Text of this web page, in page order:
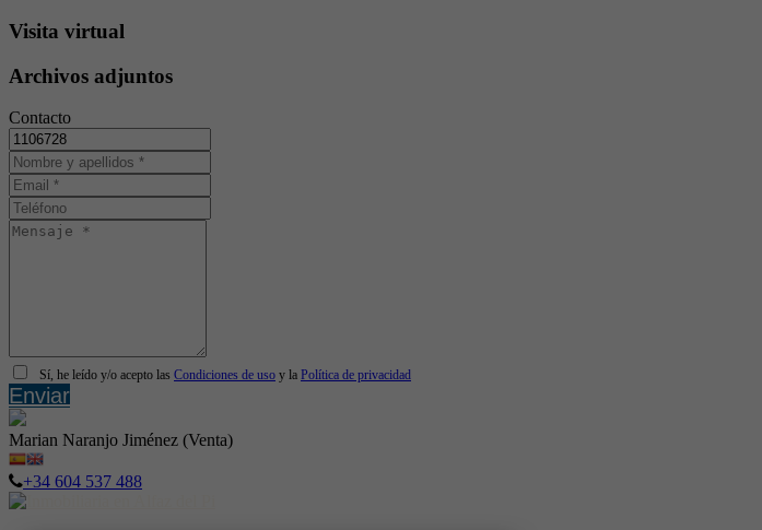
Visita virtual
Archivos adjuntos
Contacto
Sí, he leído y/o acepto las Condiciones de uso y la Política de privacidad
Enviar
Marian Naranjo Jiménez (Venta)
+34 604 537 488